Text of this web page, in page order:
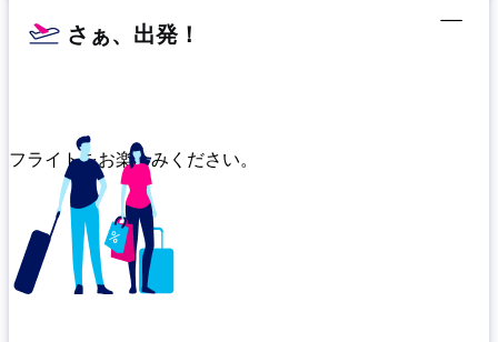
さぁ、出発！
フライトをお楽しみください。